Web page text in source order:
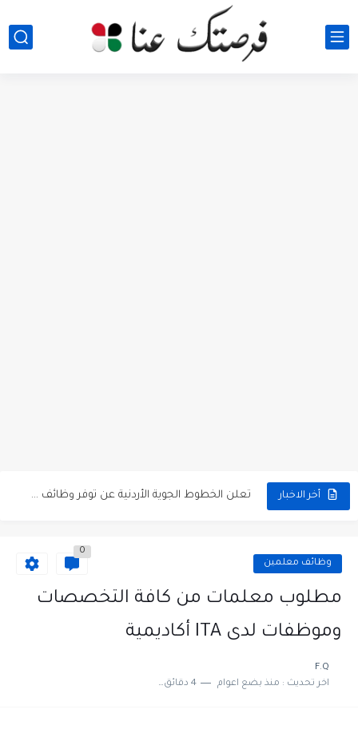
أخر الاخبار تعلن الخطوط الجوية الأردنية عن توفر وظائف شاغرة لمضيفي طيران
مطلوب عامل نظافة عدد 2 بدوام كامل او جزئي في... وظائف معلمين
0
مطلوب معلمات من كافة التخصصات
وموظفات لدى ITA أكاديمية
F.Q
اخر تحديث : منذ بضع اعوام 4 دقائق للقراءة